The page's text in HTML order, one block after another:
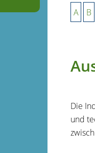
A B
Die
und